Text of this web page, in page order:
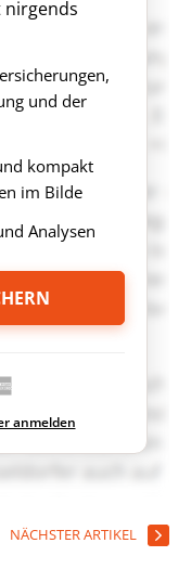
nirgends
und der
kompakt
im Bilde
Analysen
anmelden
NÄCHSTER ARTIKEL